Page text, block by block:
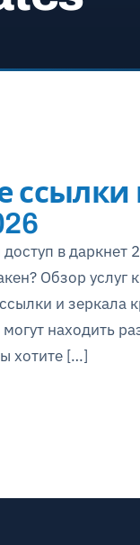
в даркнет
Обзор услуг
и зеркала
находить
хотите […]